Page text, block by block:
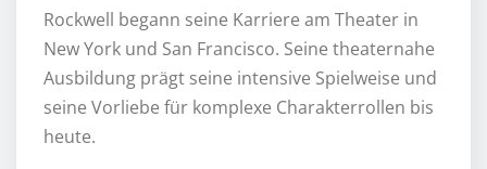
Rockwell begann seine Karriere am Theater in
New York und San Francisco. Seine theaternahe
Ausbildung prägt seine intensive Spielweise und
seine Vorliebe für komplexe Charakterrollen bis
heute.